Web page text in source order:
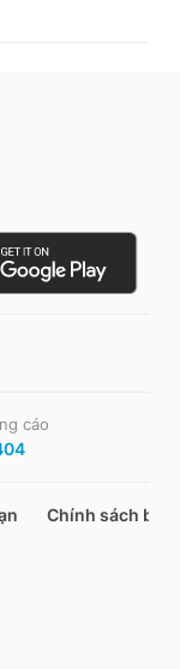
cáo
Chính sách bảo